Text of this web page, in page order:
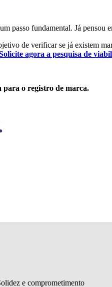
passo fundamental. Já
de verificar se já existem
agora a pesquisa de
para o registro de marca.